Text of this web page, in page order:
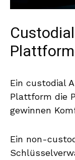
Ein custodial
Plattform die
gewinnen
Ein non-